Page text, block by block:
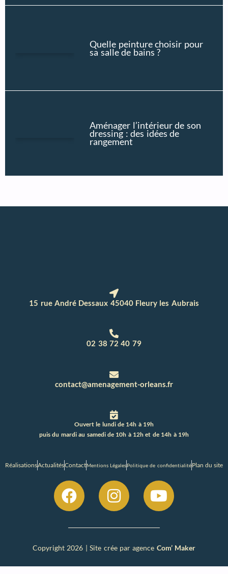
Quelle peinture choisir pour
sa salle de bains ?
Aménager l’intérieur de son
dressing : des idées de
rangement
15 rue André Dessaux 45040 Fleury les Aubrais
02 38 72 40 79
contact@amenagement-orleans.fr
Ouvert le lundi de 14h à 19h
puis du mardi au samedi de 10h à 12h et de 14h à 19h
RéalisationsActualitésContactMentions LégalesPolitique de confidentialitéPlan du site
Copyright 2026 | Site crée par agence Com’ Maker